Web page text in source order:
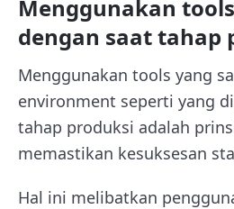
Menggunakan
dengan saat tahap
Menggunakan tools yang
environment seperti yang
tahap produksi adalah
memastikan kesuksesan
Hal ini melibatkan